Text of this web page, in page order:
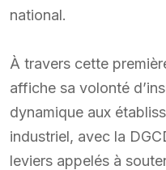
national.
À travers cette
affiche sa volonté
dynamique aux
industriel, avec la
leviers appelés à